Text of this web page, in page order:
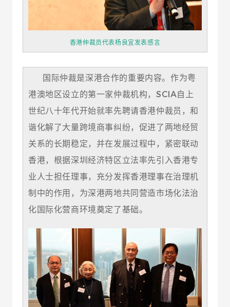
香港仲裁员代表杨良宜发表感言
国际仲裁是深港合作的重要内容。作为粤
港澳地区设立的第一家仲裁机构，SCIA自上
世纪八十年代开始就率先聘请香港仲裁员，和
谐化解了大量跨境商事纠纷，促进了两地经贸
关系的长期稳定，并在发展过程中，紧密联动
香港，根据深圳经济特区立法率先引入香港专
业人士担任理事，充分发挥香港理事在治理机
制中的作用，为深港两地共同营造市场化法治
化国际化营商环境奠定了基础。